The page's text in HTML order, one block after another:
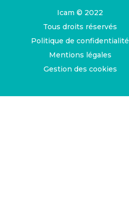
Icam © 2022
Tous droits réservés
Politique de confidentialité
Mentions légales
Gestion des cookies